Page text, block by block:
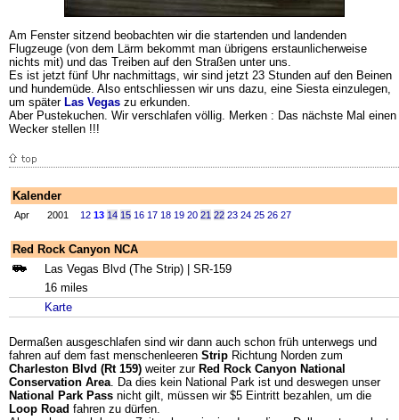
Am Fenster sitzend beobachten wir die startenden und landenden
Flugzeuge (von dem Lärm bekommt man übrigens erstaunlicherweise
nichts mit) und das Treiben auf den Straßen unter uns.
Es ist jetzt fünf Uhr nachmittags, wir sind jetzt 23 Stunden auf den Beinen
und hundemüde. Also entschliessen wir uns dazu, eine Siesta einzulegen,
um später Las Vegas zu erkunden.
Aber Pustekuchen. Wir verschlafen völlig. Merken : Das nächste Mal einen
Wecker stellen !!!
Kalender
Apr 2001 12 13 14 15 16 17 18 19 20 21 22 23 24 25 26 27
Red Rock Canyon NCA
Las Vegas Blvd (The Strip) | SR-159
16 miles
Karte
Dermaßen ausgeschlafen sind wir dann auch schon früh unterwegs und
fahren auf dem fast menschenleeren Strip Richtung Norden zum
Charleston Blvd (Rt 159) weiter zur Red Rock Canyon National
Conservation Area . Da dies kein National Park ist und deswegen unser
National Park Pass nicht gilt, müssen wir $5 Eintritt bezahlen, um die
Loop Road fahren zu dürfen.